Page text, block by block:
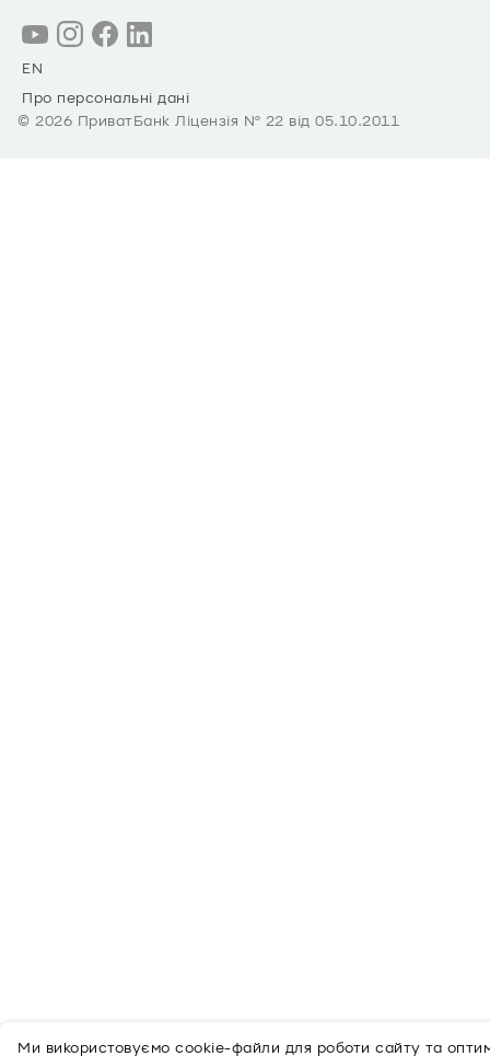
Ми використовуємо cookie-файли для роботи сайту та
EN
Про персональні дані
© 2026 ПриватБанк Ліцензія № 22 від 05.10.2011